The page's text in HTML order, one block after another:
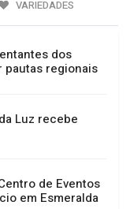
VARIEDADES
dos
regionais
Luz recebe
de Eventos
em Esmeralda